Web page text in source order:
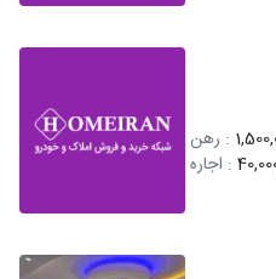
: رهن
: اجاره